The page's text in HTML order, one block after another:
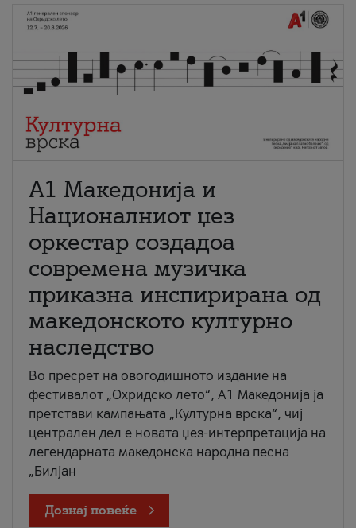
А1 Македонија и
Националниот џез
оркестар создадоа
современа музичка
приказна инспирирана од
македонското културно
наследство
Во пресрет на овогодишното издание на
фестивалот „Охридско лето“, А1 Македонија ја
претстави кампањата „Културна врска“, чиј
централен дел е новата џез-интерпретација на
легендарната македонска народна песна
„Билјан
Дознај повеќе